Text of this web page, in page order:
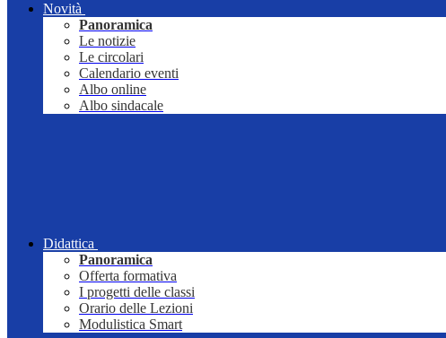
Novità
Panoramica
Le notizie
Le circolari
Calendario eventi
Albo online
Albo sindacale
Didattica
Panoramica
Offerta formativa
I progetti delle classi
Orario delle Lezioni
Modulistica Smart